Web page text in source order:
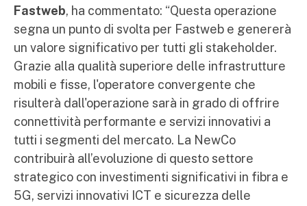
Fastweb, ha commentato: “Questa operazione
segna un punto di svolta per Fastweb e genererà
un valore significativo per tutti gli stakeholder.
Grazie alla qualità superiore delle infrastrutture
mobili e fisse, l'operatore convergente che
risulterà dall'operazione sarà in grado di offrire
connettività performante e servizi innovativi a
tutti i segmenti del mercato. La NewCo
contribuirà all’evoluzione di questo settore
strategico con investimenti significativi in fibra e
5G, servizi innovativi ICT e sicurezza delle